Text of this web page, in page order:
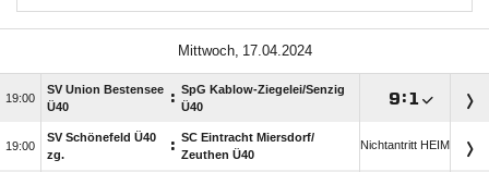
 

SV Union Bestensee
Ü40
: SpG Kablow-Ziegelei/​Senzig
Ü40
:

SV Schönefeld Ü40
zg.
: SC Eintracht Miersdorf/​
Zeuthen Ü40
Nichtantritt HEIM